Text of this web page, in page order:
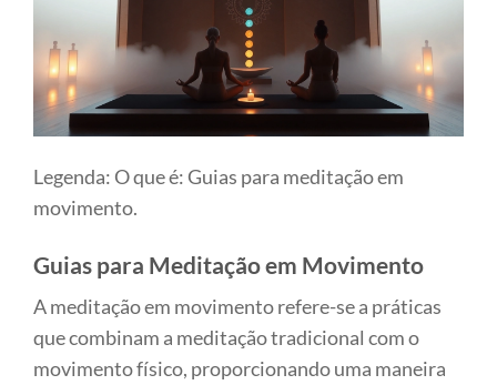
Legenda: O que é: Guias para meditação em
movimento.
Guias para Meditação em Movimento
A meditação em movimento refere-se a práticas
que combinam a meditação tradicional com o
movimento físico, proporcionando uma maneira